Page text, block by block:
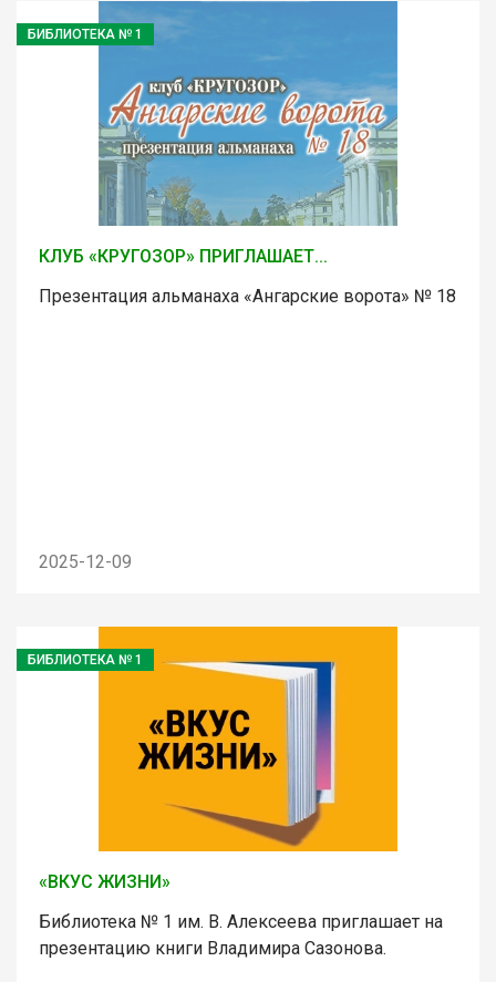
БИБЛИОТЕКА № 1
КЛУБ «КРУГОЗОР» ПРИГЛАШАЕТ...
Презентация альманаха «Ангарские ворота» № 18
2025-12-09
БИБЛИОТЕКА № 1
«ВКУС ЖИЗНИ»
Библиотека № 1 им. В. Алексеева приглашает на
презентацию книги Владимира Сазонова.